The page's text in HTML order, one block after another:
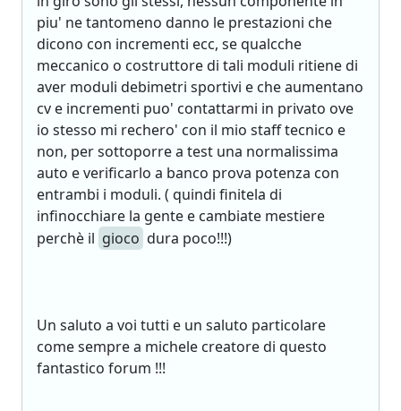
piu' ne tantomeno danno le prestazioni che
dicono con incrementi ecc, se qualcche
meccanico o costruttore di tali moduli ritiene di
aver moduli debimetri sportivi e che aumentano
cv e incrementi puo' contattarmi in privato ove
io stesso mi rechero' con il mio staff tecnico e
non, per sottoporre a test una normalissima
auto e verificarlo a banco prova potenza con
entrambi i moduli. ( quindi finitela di
infinocchiare la gente e cambiate mestiere
perchè il gioco dura poco!!!)
Un saluto a voi tutti e un saluto particolare
come sempre a michele creatore di questo
fantastico forum !!!